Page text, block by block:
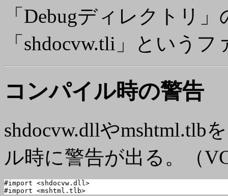
「Debugディレクトリ
「shdocvw.tli」という
コンパイル時の警告
shdocvw.dllやmshtml.tlb
ル時に警告が出る。（
#import <shdocvw.dll>
#import <mshtml.tlb>